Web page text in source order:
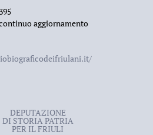
aggiornamento
DEPUTAZIONE
DI STORIA PATRIA
PER IL FRIULI